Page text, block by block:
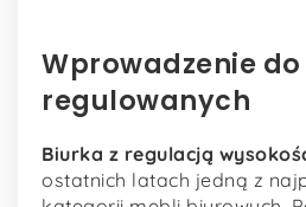
Wprowadzenie
regulowanych
Biurka z regulacją
ostatnich latach jedną z